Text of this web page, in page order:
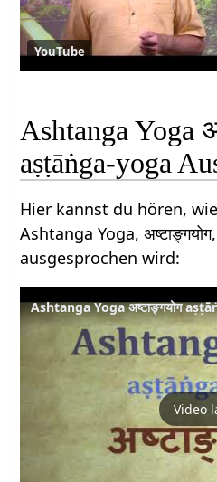
YouTube
Ashtanga Yoga
aṣṭāṅga-yoga
Hier kannst du hören,
Ashtanga Yoga,
ausgesprochen wird:
Video